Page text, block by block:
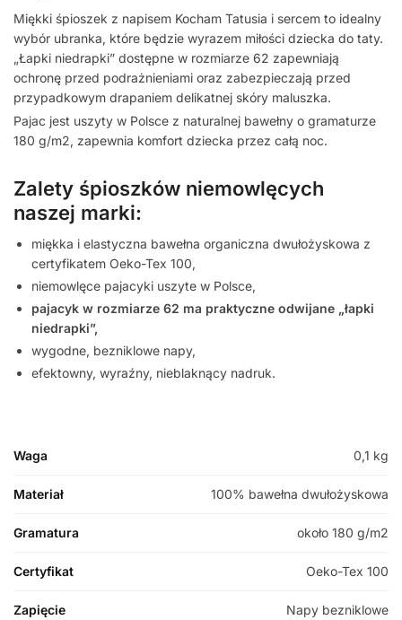
Miękki śpioszek z napisem Kocham Tatusia i sercem to idealny
wybór ubranka, które będzie wyrazem miłości dziecka do taty.
„Łapki niedrapki” dostępne w rozmiarze 62 zapewniają
ochronę przed podrażnieniami oraz zabezpieczają przed
przypadkowym drapaniem delikatnej skóry maluszka.
Pajac jest uszyty w Polsce z naturalnej bawełny o gramaturze
180 g/m2, zapewnia komfort dziecka przez całą noc.
Zalety śpioszków niemowlęcych
naszej marki:
miękka i elastyczna bawełna organiczna dwułożyskowa z
certyfikatem Oeko-Tex 100,
niemowlęce pajacyki uszyte w Polsce,
pajacyk w rozmiarze 62 ma praktyczne odwijane „łapki
niedrapki”,
wygodne, bezniklowe napy,
efektowny, wyraźny, nieblaknący nadruk.
Waga 0,1 kg
Materiał 100% bawełna dwułożyskowa
Gramatura około 180 g/m2
Certyfikat Oeko-Tex 100
Zapięcie Napy bezniklowe